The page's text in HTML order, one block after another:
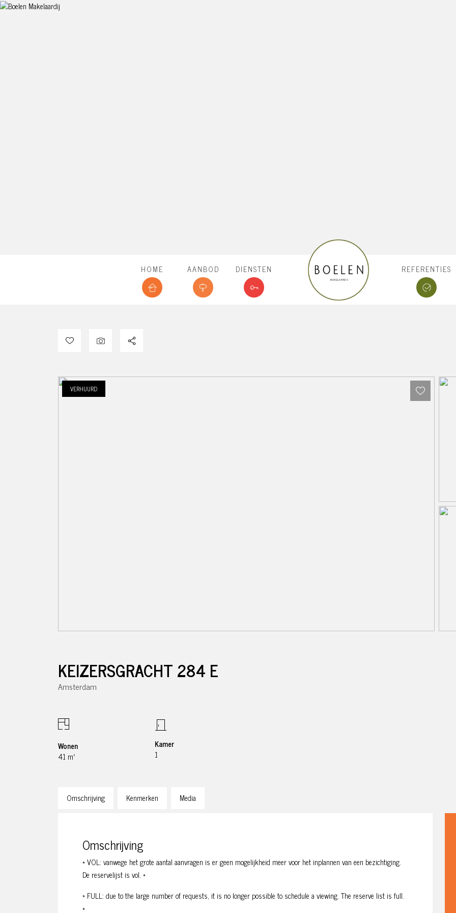
HOME AANBOD DIENSTEN REFERENTIES
VERHUURD
KEIZERSGRACHT284 E
Amsterdam
Omschrijving Kenmerken Media
Omschrijving
* VOL: vanwege het grote aantal aanvragen is er geen mogelijkheid meer voor het inplannen van een bezichtiging.
De reservelijst is vol. *
* FULL: due to the large number of requests, it is no longer possible to schedule a viewing. The reserve list is full.
*
Wonen
41 m²
Kamer
1